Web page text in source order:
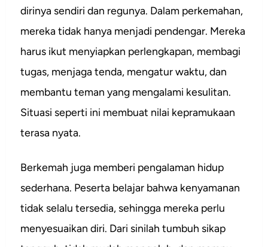
dirinya sendiri dan regunya. Dalam perkemahan,
mereka tidak hanya menjadi pendengar. Mereka
harus ikut menyiapkan perlengkapan, membagi
tugas, menjaga tenda, mengatur waktu, dan
membantu teman yang mengalami kesulitan.
Situasi seperti ini membuat nilai kepramukaan
terasa nyata.
Berkemah juga memberi pengalaman hidup
sederhana. Peserta belajar bahwa kenyamanan
tidak selalu tersedia, sehingga mereka perlu
menyesuaikan diri. Dari sinilah tumbuh sikap